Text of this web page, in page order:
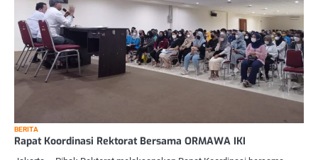
BERITA
Rapat Koordinasi Rektorat Bersama ORMAWA IKI